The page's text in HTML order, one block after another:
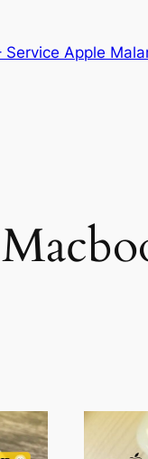
Apple